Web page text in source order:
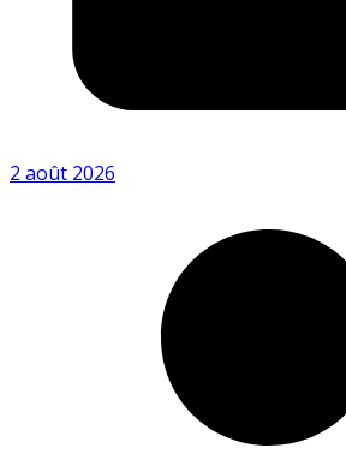
2 août 2026